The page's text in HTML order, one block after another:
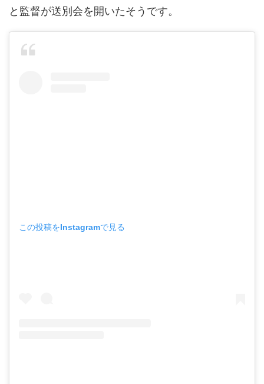
と監督が送別会を開いたそうです。
この投稿をInstagramで見る